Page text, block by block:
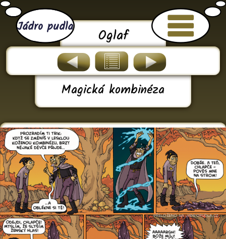
Jádro pudla Oglaf
Magická kombinéza